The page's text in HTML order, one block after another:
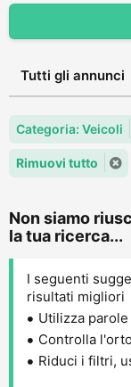
Tutti gli annunci
Categoria: Veicoli
Rimuovi tutto
Non siamo
la tua ricerca...
I seguenti
risultati migliori
Utilizza
Controlla
Riduci i filtri,